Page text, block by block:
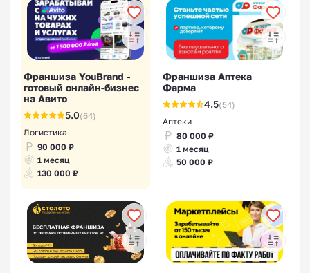
Франшизы стоматологий
Франшизы для малого
бизнеса
Франшиза YouBrand -
готовый онлайн-бизнес
на Авито
5.0(64)
Логистика
90 000 ₽
1 месяц
130 000 ₽
Франшиза Аптека
Фарма
4.5(54)
Аптеки
80 000 ₽
1 месяц
50 000 ₽